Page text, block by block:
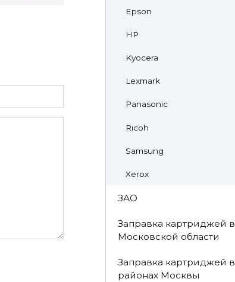
Epson
HP
Kyocera
Lexmark
Panasonic
Ricoh
Samsung
Xerox
ЗАО
Заправка картриджей в
Московской области
Заправка картриджей в
районах Москвы